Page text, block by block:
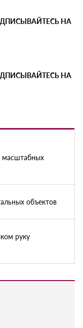
НА
НА
масштабных
объектов
руку